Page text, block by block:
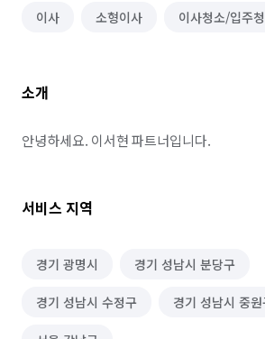
이사 소형이사 이사청소/입주
소개
안녕하세요. 이서현 파트너입니다.
서비스 지역
경기 광명시 경기 성남시 분당구
경기 성남시 수정구 경기 성남시 중